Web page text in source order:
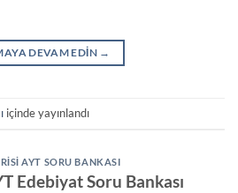
DEVAM EDIN →
içinde yayınlandı
AYT SORU BANKASI
Edebiyat Soru Bankası